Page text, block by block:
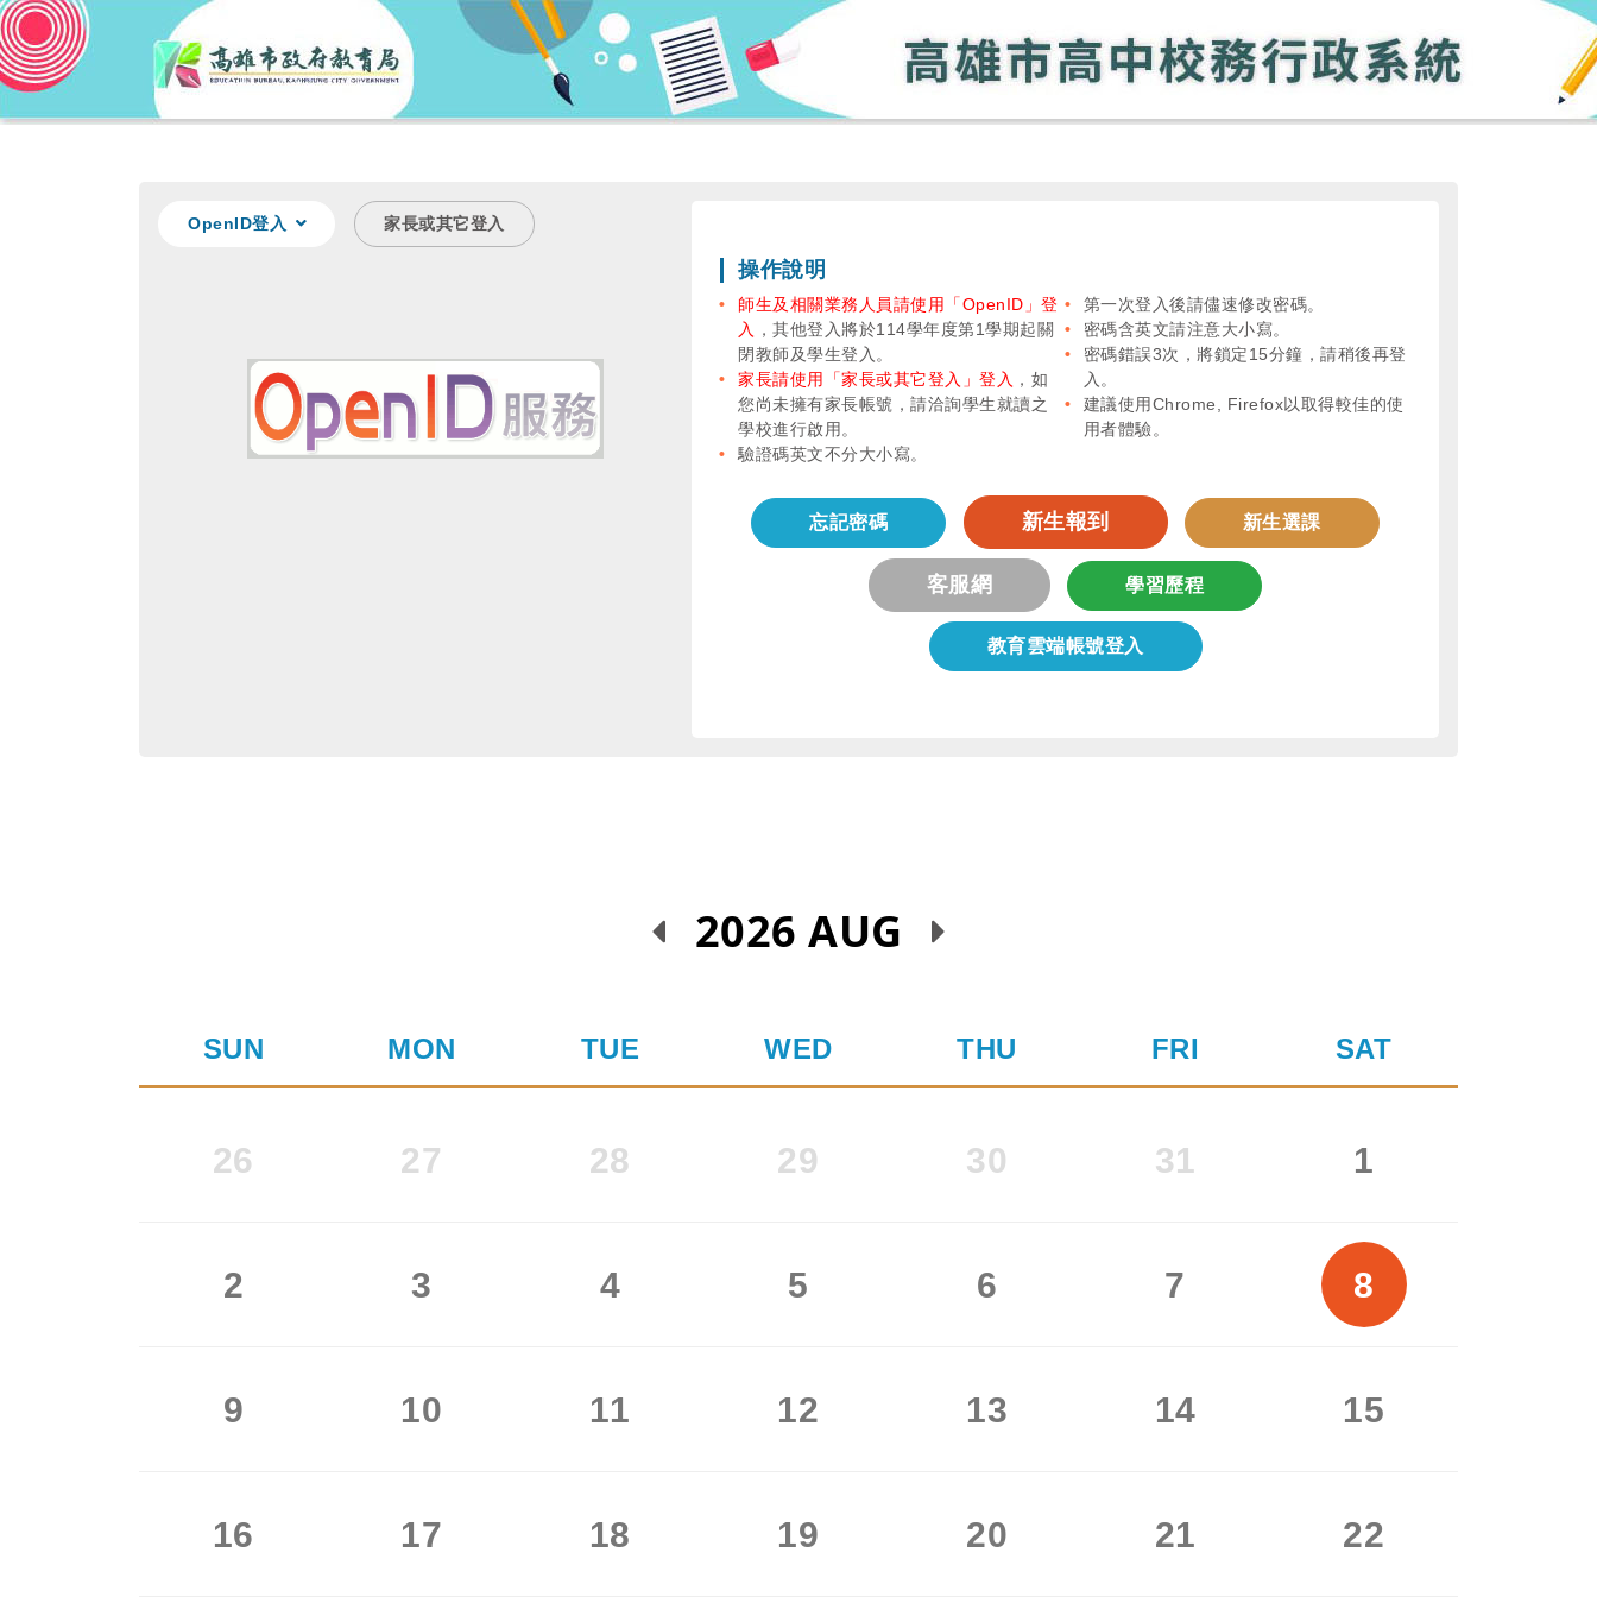
OpenID登入 家長或其它登入
操作說明
師生及相關業務人員請使用「OpenID」登
入
，其他登入將於114學年度第1學期起關
閉教師及學生登入。
家長請使用「家長或其它登入」登入 ，如
您尚未擁有家長帳號，請洽詢學生就讀之
學校進行啟用。
驗證碼英文不分大小寫。
第一次登入後請儘速修改密碼。
密碼含英文請注意大小寫。
密碼錯誤3次，將鎖定15分鐘，請稍後再登
入。
建議使用Chrome, Firefox以取得較佳的使
用者體驗。
忘記密碼 新生報到 新生選課
客服網 學習歷程
教育雲端帳號登入
2026 AUG
SUN MON TUE WED THU FRI SAT
26 27 28 29 30 31 1
2 3 4 5 6 7 8
9 10 11 12 13 14 15
16 17 18 19 20 21 22